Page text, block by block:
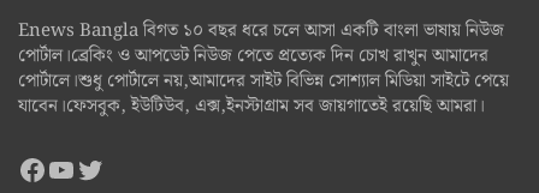
Enews Bangla বিগত ১০ বছর ধরে চলে আসা একটি বাংলা ভাষায় নিউজ
পোর্টাল।ব্রেকিং ও আপডেট নিউজ পেতে প্রত্যেক দিন চোখ রাখুন আমাদের
পোর্টালে।শুধু পোর্টালে নয়,আমাদের সাইট বিভিন্ন সোশ্যাল মিডিয়া সাইটে পেয়ে
যাবেন।ফেসবুক, ইউটিউব, এক্স,ইনস্টাগ্রাম সব জায়গাতেই রয়েছি আমরা।
Facebook
YouTube
Twitter